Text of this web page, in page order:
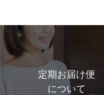
定期お届け便
について